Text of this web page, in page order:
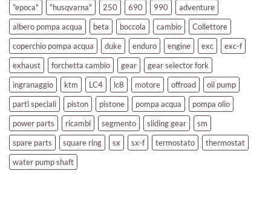
"epoca" "husqvarna" 250 690 990
adventure
albero pompa acqua
beta boccola cambio
Collettore
coperchio pompa acqua
duke enduro engine exc
exc-f
exhaust
forchetta cambio gear
gear selector fork
ingranaggio
ktm LC4 lc8 motore offroad
oil pump
parti speciali
piston pistone pompa acqua
pompa olio
power parts
ricambi segmento sliding gear
sm
spare parts
square ring sx sx-f termostato
thermostat
water pump shaft